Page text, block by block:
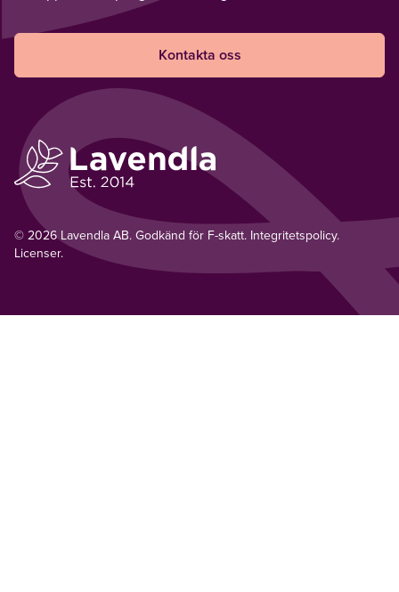
Kontakta oss
© 2026 Lavendla AB. Godkänd för F-skatt. Integritetspolicy.
Licenser.